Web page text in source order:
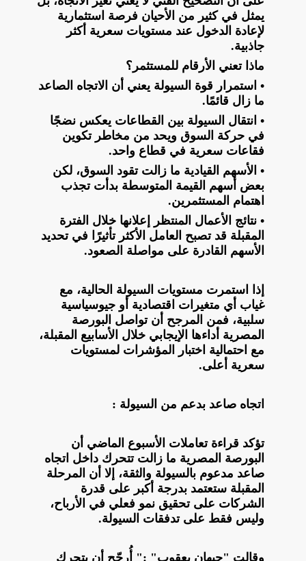
يمثل في كثير من الأحيان فرصة استثمارية
لإعادة الدخول عند مستويات سعرية أكثر
جاذبية.
ماذا تعني الأرقام للمستثمر؟
• استمرار قوة السيولة يعني أن الاتجاه الصاعد
ما زال قائمًا.
• انتقال السيولة بين القطاعات يعكس نضجًا
في حركة السوق ويحد من مخاطر تكوين
فقاعات سعرية في قطاع واحد.
• الأسهم القيادية ما زالت تقود السوق، لكن
بعض أسهم القيمة المتوسطة بدأت تجذب
اهتمام المستثمرين.
• نتائج الأعمال المنتظر إعلانها خلال الفترة
المقبلة قد تصبح العامل الأكثر تأثيرًا في تحديد
الأسهم القادرة على مواصلة الصعود.
إذا استمرت مستويات السيولة الحالية، مع
غياب أي متغيرات اقتصادية أو جيوسياسية
سلبية، فمن المرجح أن تواصل البورصة
المصرية أداءها الإيجابي خلال الأسابيع المقبلة،
مع احتمالية اختبار المؤشرات لمستويات
سعرية أعلى.
اتجاه صاعد بدعم من السيولة :
تؤكد قراءة تعاملات الأسبوع الماضي أن
البورصة المصرية ما زالت تتحرك داخل اتجاه
صاعد مدعوم بالسيولة والثقة، إلا أن المرحلة
المقبلة ستعتمد بدرجة أكبر على قدرة
الشركات على تحقيق نمو فعلي في الأرباح،
وليس فقط على تدفقات السيولة.
وقالت "جيهان يعقوب" :" أُرجّح أن يتحرك